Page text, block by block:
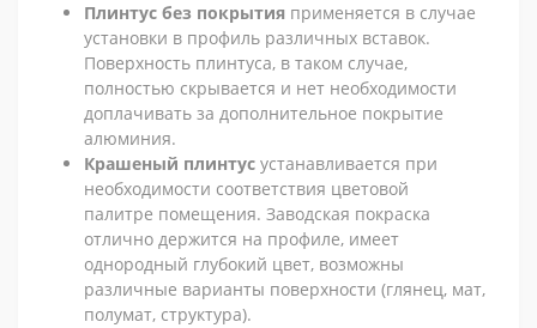
Плинтус без покрытия применяется в случае
установки в профиль различных вставок.
Поверхность плинтуса, в таком случае,
полностью скрывается и нет необходимости
доплачивать за дополнительное покрытие
алюминия.
Крашеный плинтус устанавливается при
необходимости соответствия цветовой
палитре помещения. Заводская покраска
отлично держится на профиле, имеет
однородный глубокий цвет, возможны
различные варианты поверхности (глянец, мат,
полумат, структура).